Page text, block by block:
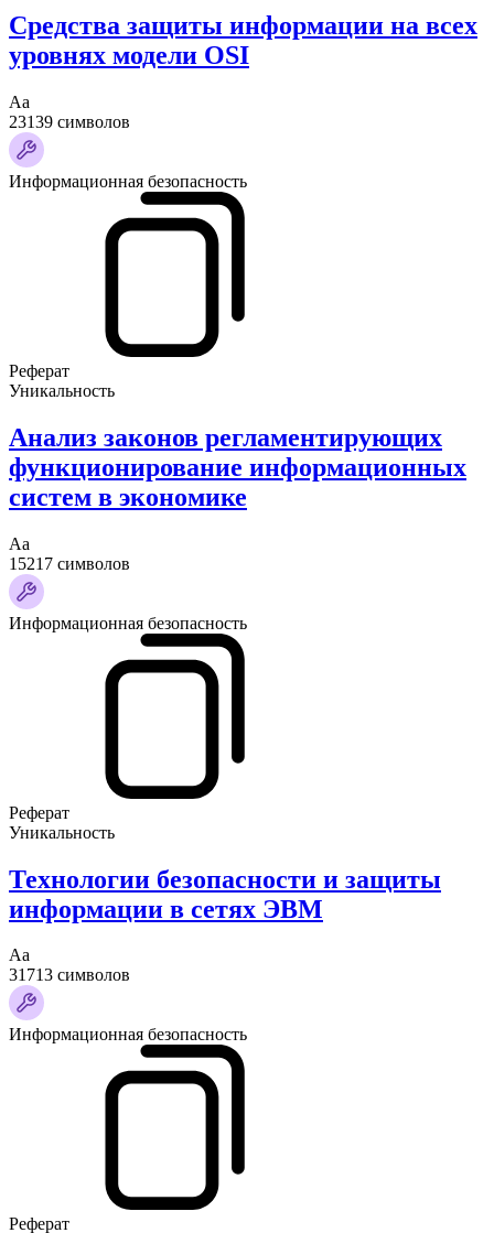
Средства защиты информации на всех
уровнях модели OSI
Аа
23139 символов
Информационная безопасность
Реферат
Уникальность
Анализ законов регламентирующих
функционирование информационных
систем в экономике
Аа
15217 символов
Информационная безопасность
Реферат
Уникальность
Технологии безопасности и защиты
информации в сетях ЭВМ
Аа
31713 символов
Информационная безопасность
Реферат